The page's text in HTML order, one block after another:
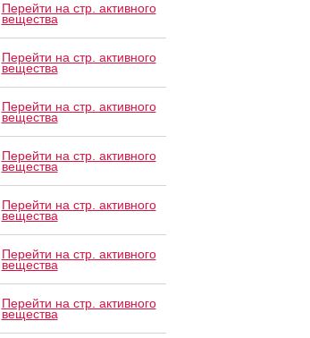
Перейти на стр. активного
вещества
Перейти на стр. активного
вещества
Перейти на стр. активного
вещества
Перейти на стр. активного
вещества
Перейти на стр. активного
вещества
Перейти на стр. активного
вещества
Перейти на стр. активного
вещества